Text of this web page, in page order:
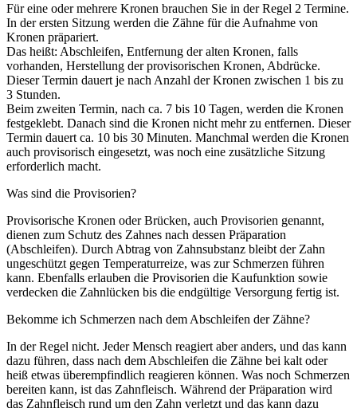
Für eine oder mehrere Kronen brauchen Sie in der Regel 2 Termine.
In der ersten Sitzung werden die Zähne für die Aufnahme von
Kronen präpariert.
Das heißt: Abschleifen, Entfernung der alten Kronen, falls
vorhanden, Herstellung der provisorischen Kronen, Abdrücke.
Dieser Termin dauert je nach Anzahl der Kronen zwischen 1 bis zu
3 Stunden.
Beim zweiten Termin, nach ca. 7 bis 10 Tagen, werden die Kronen
festgeklebt. Danach sind die Kronen nicht mehr zu entfernen. Dieser
Termin dauert ca. 10 bis 30 Minuten. Manchmal werden die Kronen
auch provisorisch eingesetzt, was noch eine zusätzliche Sitzung
erforderlich macht.
Was sind die Provisorien?
Provisorische Kronen oder Brücken, auch Provisorien genannt,
dienen zum Schutz des Zahnes nach dessen Präparation
(Abschleifen). Durch Abtrag von Zahnsubstanz bleibt der Zahn
ungeschützt gegen Temperaturreize, was zur Schmerzen führen
kann. Ebenfalls erlauben die Provisorien die Kaufunktion sowie
verdecken die Zahnlücken bis die endgültige Versorgung fertig ist.
Bekomme ich Schmerzen nach dem Abschleifen der Zähne?
In der Regel nicht. Jeder Mensch reagiert aber anders, und das kann
dazu führen, dass nach dem Abschleifen die Zähne bei kalt oder
heiß etwas überempfindlich reagieren können. Was noch Schmerzen
bereiten kann, ist das Zahnfleisch. Während der Präparation wird
das Zahnfleisch rund um den Zahn verletzt und das kann dazu